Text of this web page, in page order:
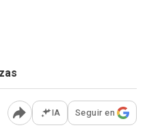
Abrir opciones para
IA Seguir en